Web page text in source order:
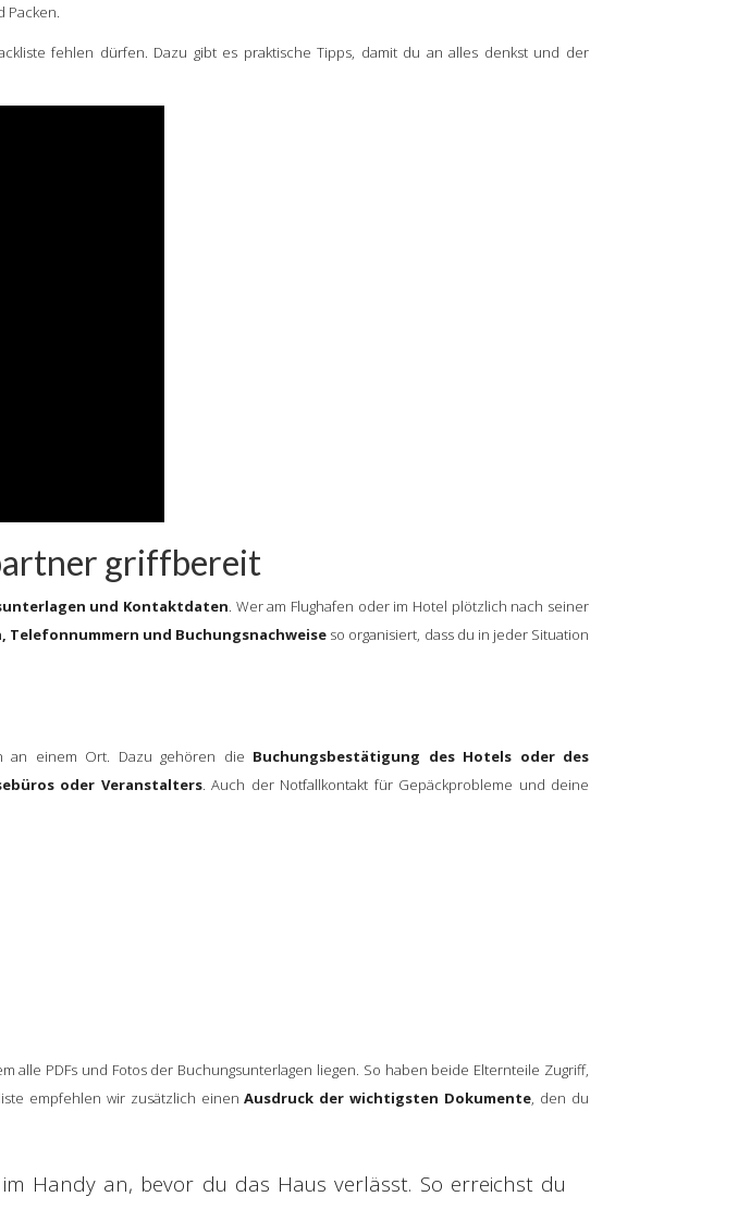
Packen.
fehlen dürfen. Dazu gibt es praktische Tipps, damit du an alles denkst und der
griffbereit
und Kontaktdaten. Wer am Flughafen oder im Hotel plötzlich nach seiner
Telefonnummern und Buchungsnachweise so organisiert, dass du in jeder Situation
an einem Ort. Dazu gehören die Buchungsbestätigung des Hotels oder des
oder Veranstalters. Auch der Notfallkontakt für Gepäckprobleme und deine
alle PDFs und Fotos der Buchungsunterlagen liegen. So haben beide Elternteile Zugriff,
empfehlen wir zusätzlich einenAusdruck der wichtigsten Dokumente, den du
Handy an, bevor du das Haus verlässt. So erreichst du